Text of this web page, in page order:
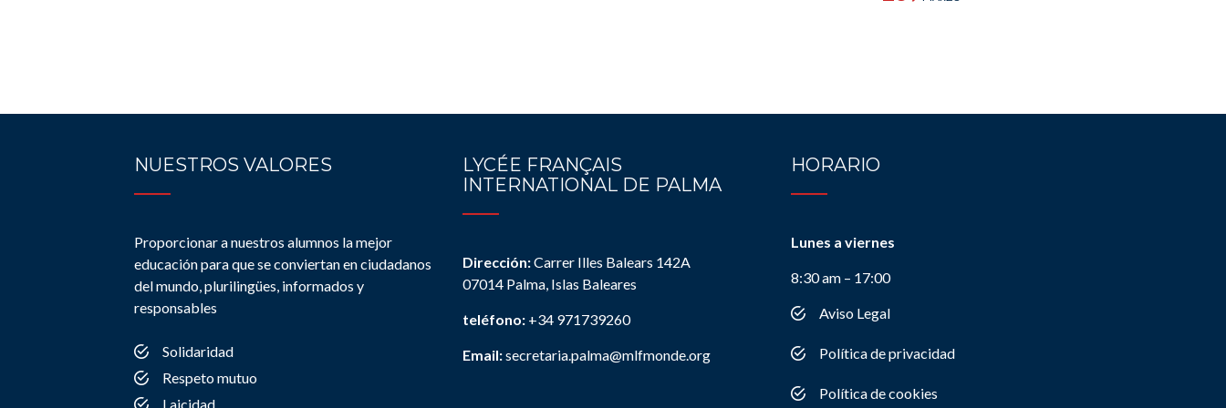
NUESTROS VALORES
Proporcionar a nuestros alumnos la mejor
educación para que se conviertan en ciudadanos
del mundo, plurilingües, informados y
responsables
Solidaridad
Respeto mutuo
Laicidad
LYCÉE FRANÇAIS
INTERNATIONAL DE PALMA
Dirección:Carrer Illes Balears 142A
07014 Palma, Islas Baleares
teléfono: +34 971739260
Email:secretaria.palma@mlfmonde.org
HORARIO
Lunes a viernes
8:30 am – 17:00
Aviso Legal
Política de privacidad
Política de cookies